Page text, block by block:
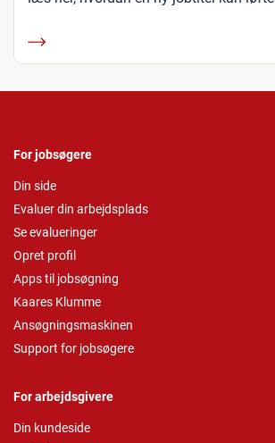
For jobsøgere
Din side
Evaluer din arbejdsplads
Se evalueringer
Opret profil
Apps til jobsøgning
Kaares Klumme
Ansøgningsmaskinen
Support for jobsøgere
For arbejdsgivere
Din kundeside